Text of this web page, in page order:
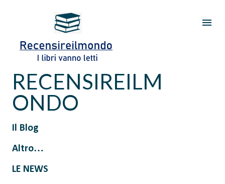
Passa ai contenuti principali
RECENSIREILM
ONDO
Il Blog
Altro…
LE NEWS